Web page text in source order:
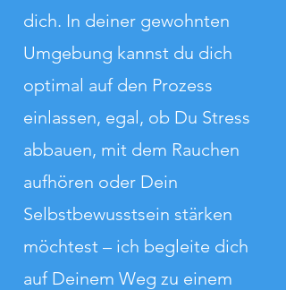
dich. In deiner gewohnten
Umgebung kannst du dich
optimal auf den Prozess
einlassen, egal, ob Du Stress
abbauen, mit dem Rauchen
aufhören oder Dein
Selbstbewusstsein stärken
möchtest – ich begleite dich
auf Deinem Weg zu einem